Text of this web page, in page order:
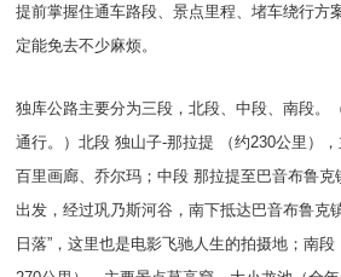
提前掌握住通车路段、景点里程、堵车绕行方
定能免去不少麻烦。
独库公路主要分为三段，北段、中段、南段。
通行。）北段 独山子-那拉提 （约230公里），
百里画廊、乔尔玛；中段 那拉提至巴音布鲁
出发，经过巩乃斯河谷，南下抵达巴音布鲁克
日落”，这里也是电影飞驰人生的拍摄地；南